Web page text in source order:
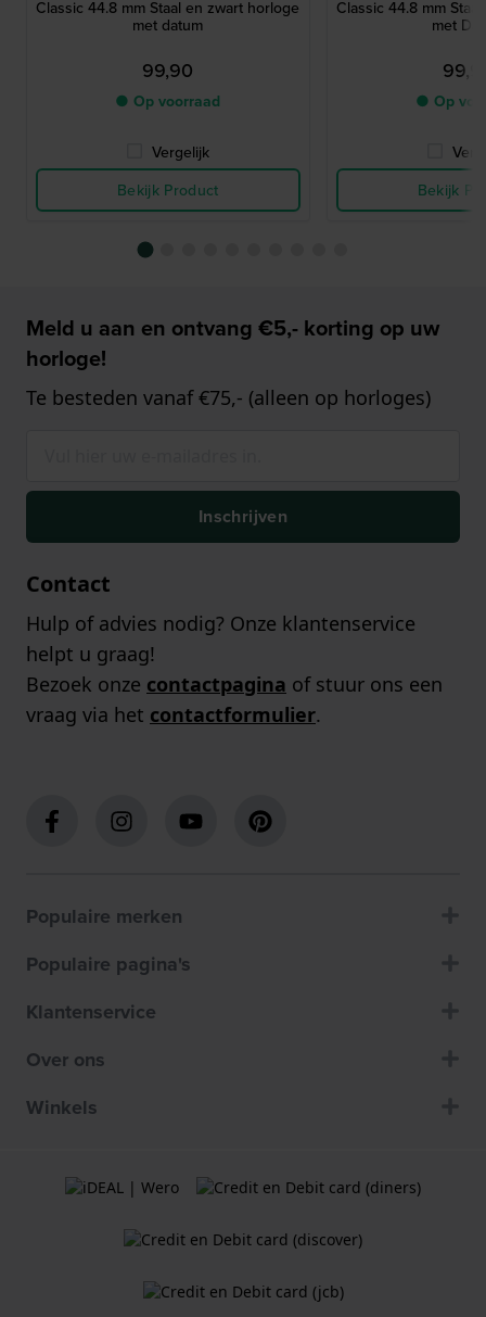
Classic 44.8 mm Staal en zwart horloge
met datum
99,90
● Op voorraad
Vergelijk
Bekijk Product
Classic 44.8 mm
met
● Op
Bekijk
Meld u aan en ontvang €5,- korting op uw
horloge!
Te besteden vanaf €75,- (alleen op horloges)
Inschrijven
Contact
Hulp of advies nodig? Onze klantenservice
helpt u graag!
Bezoek onze contactpagina of stuur ons een
vraag via het contactformulier.
Populaire merken
Populaire pagina's
Klantenservice
Over ons
Winkels